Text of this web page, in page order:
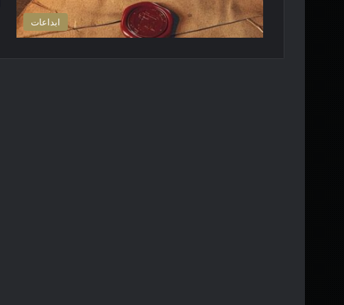
ابداعات